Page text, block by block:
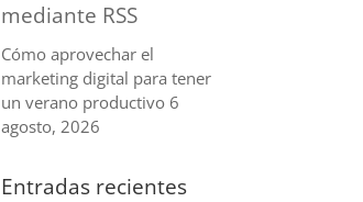
mediante RSS
Cómo aprovechar el
marketing digital para tener
un verano productivo 6
agosto, 2026
Entradas recientes